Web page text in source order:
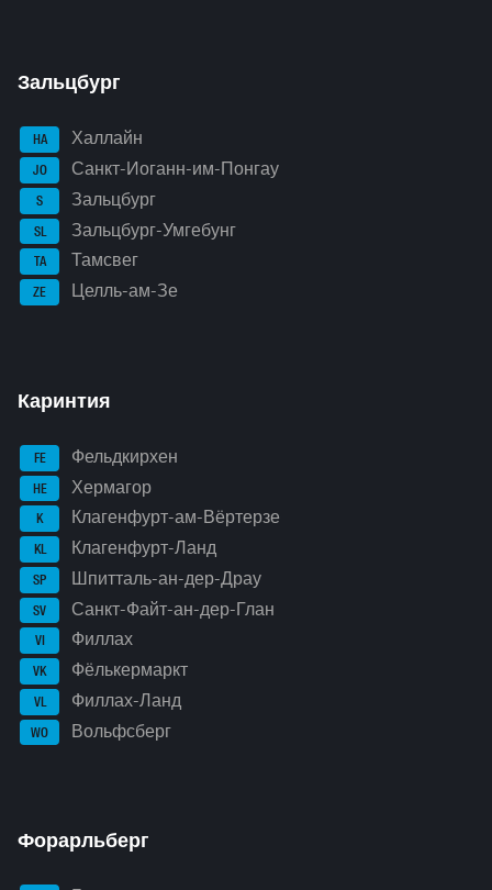
Зальцбург
HA Халлайн
JO Санкт-Иоганн-им-Понгау
S Зальцбург
SL Зальцбург-Умгебунг
TA Тамсвег
ZE Целль-ам-Зе
Каринтия
FE Фельдкирхен
HE Хермагор
K Клагенфурт-ам-Вёртерзе
KL Клагенфурт-Ланд
SP Шпитталь-ан-дер-Драу
SV Санкт-Файт-ан-дер-Глан
VI Филлах
VK Фёлькермаркт
VL Филлах-Ланд
WO Вольфсберг
Форарльберг